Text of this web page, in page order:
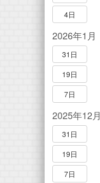
4日
2026年1月
31日
19日
7日
2025年12月
31日
19日
7日